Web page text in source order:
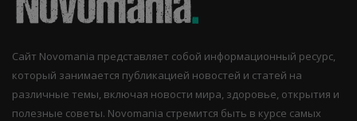
Сайт Novomania представляет собой информационный ресурс,
который занимается публикацией новостей и статей на
различные темы, включая новости мира, здоровье, открытия и
полезные советы. Novomania стремится быть в курсе самых